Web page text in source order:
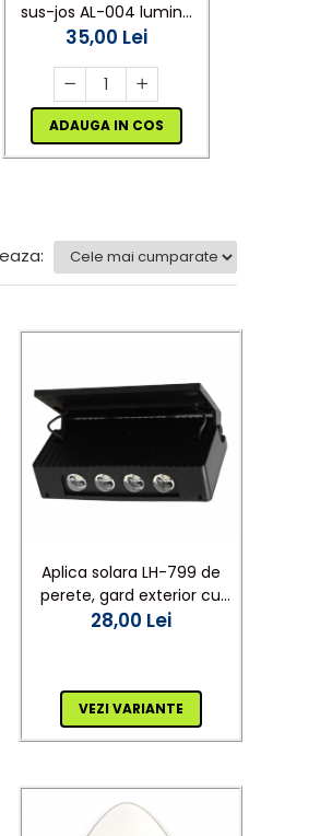
sus-jos AL-004 lumina
calda
35,00 Lei
ADAUGA IN COS
Aplica solara LH-799 de
perete, gard exterior cu
LED lumina albastra sau
28,00 Lei
VEZI VARIANTE